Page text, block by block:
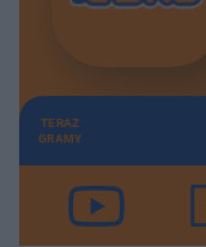
TERAZ
GRAMY